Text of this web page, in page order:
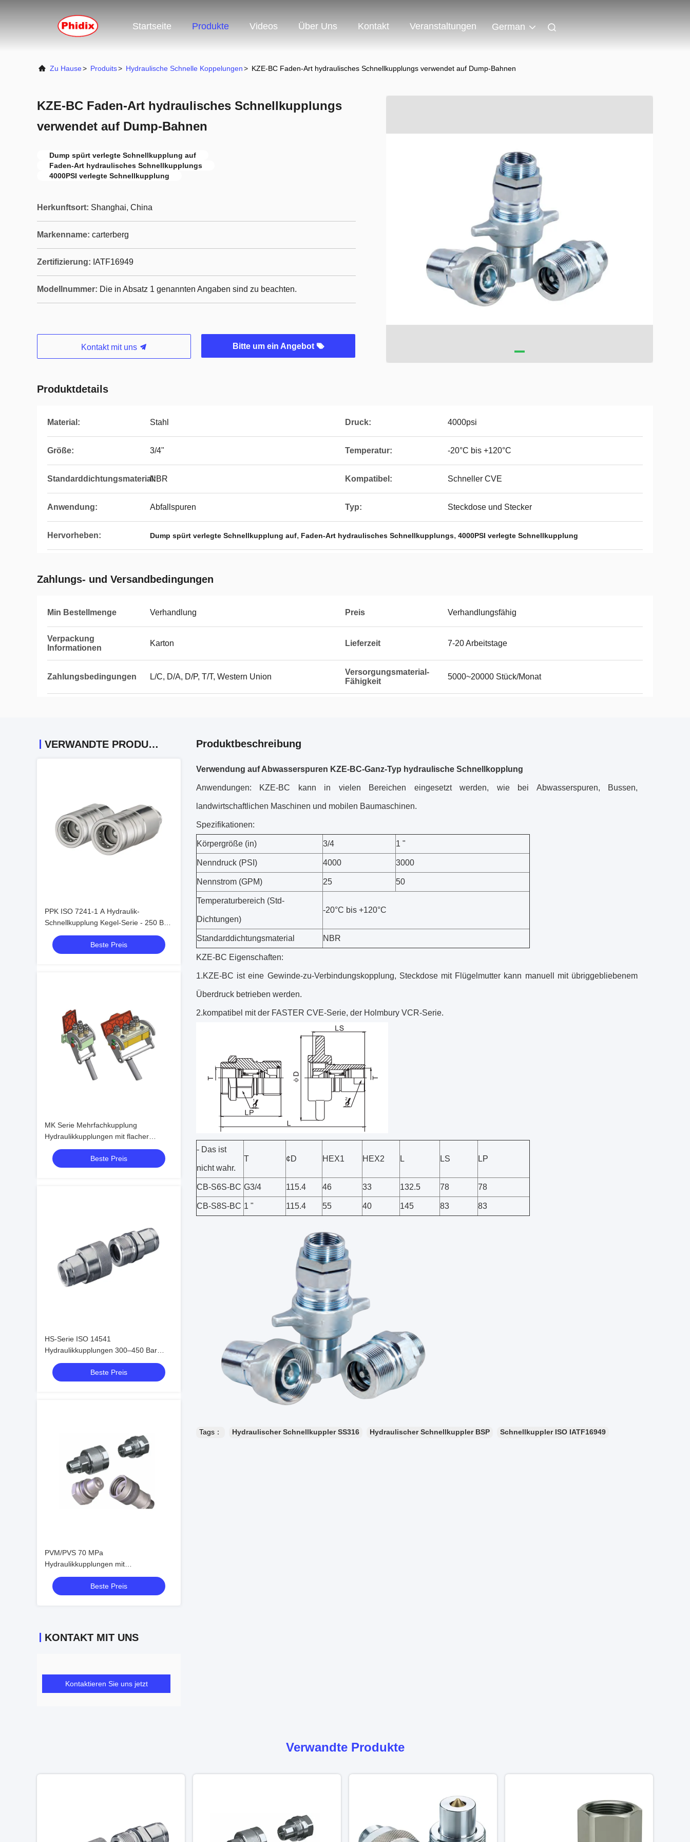
Startseite Produkte Videos Über Uns Kontakt Veranstaltungen German
Zu Hause> Produits> Hydraulische Schnelle Koppelungen> KZE-BC Faden-Art hydraulisches Schnellkupplungs verwendet auf Dump-Bahnen
KZE-BC Faden-Art hydraulisches Schnellkupplungs
verwendet auf Dump-Bahnen
Dump spürt verlegte Schnellkupplung auf
Faden-Art hydraulisches Schnellkupplungs
4000PSI verlegte Schnellkupplung
Herkunftsort: Shanghai, China
Markenname: carterberg
Zertifizierung: IATF16949
Modellnummer: Die in Absatz 1 genannten Angaben sind zu beachten.
Kontakt mit uns Bitte um ein Angebot
Produktdetails
Material: Stahl Druck: 4000psi
Größe: 3/4" Temperatur: -20°C bis +120°C
Standarddichtungsmaterial:NBR Kompatibel: Schneller CVE
Anwendung: Abfallspuren Typ: Steckdose und Stecker
Hervorheben: Dump spürt verlegte Schnellkupplung auf, Faden-Art hydraulisches Schnellkupplungs, 4000PSI verlegte Schnellkupplung
Zahlungs- und Versandbedingungen
Min Bestellmenge Verhandlung Preis Verhandlungsfähig
Verpackung
Informationen
Karton Lieferzeit 7-20 Arbeitstage
Zahlungsbedingungen L/C, D/A, D/P, T/T, Western Union
Versorgungsmaterial-
Fähigkeit
5000~20000 Stück/Monat
VERWANDTE PRODUKTE
PPK ISO 7241-1 A Hydraulik-
Schnellkupplung Kegel-Serie - 250 Bar
Stahlkugelverriegelung für
SchwermaschinenBeste Preis
MK Serie Mehrfachkupplung
Hydraulikkupplungen mit flacher
Dichtfläche ISO-Standard
Schnellkupplungssystem
Beste Preis
HS-Serie ISO 14541
Hydraulikkupplungen 300–450 Bar
Schraubanschluss-Kegelventil-
Armaturen
Beste Preis
PVM/PVS 70 MPa
Hydraulikkupplungen mit
Schraubanschluss ISO 14540
Hochdruck-Konusventil-Kupplungen
Beste Preis
KONTAKT MIT UNS
Kontaktieren Sie uns jetzt
Produktbeschreibung
Verwendung auf Abwasserspuren KZE-BC-Ganz-Typ hydraulische Schnellkopplung
Anwendungen: KZE-BC kann in vielen Bereichen eingesetzt werden, wie bei Abwasserspuren, Bussen,
landwirtschaftlichen Maschinen und mobilen Baumaschinen.
Spezifikationen:
Körpergröße (in) 3/4 1 "
Nenndruck (PSI) 4000 3000
Nennstrom (GPM) 25 50
Temperaturbereich (Std-
Dichtungen)
-20°C bis +120°C
Standarddichtungsmaterial NBR
KZE-BC Eigenschaften:
1.KZE-BC ist eine Gewinde-zu-Verbindungskopplung, Steckdose mit Flügelmutter kann manuell mit übriggebliebenem
Überdruck betrieben werden.
2.kompatibel mit der FASTER CVE-Serie, der Holmbury VCR-Serie.
- Das ist
nicht wahr.
T ¢D HEX1 HEX2 L LS LP
CB-S6S-BC G3/4 115.4 46 33 132.5 78 78
CB-S8S-BC 1 " 115.4 55 40 145 83 83
Tags： Hydraulischer Schnellkuppler SS316 Hydraulischer Schnellkuppler BSP Schnellkuppler ISO IATF16949
Verwandte Produkte